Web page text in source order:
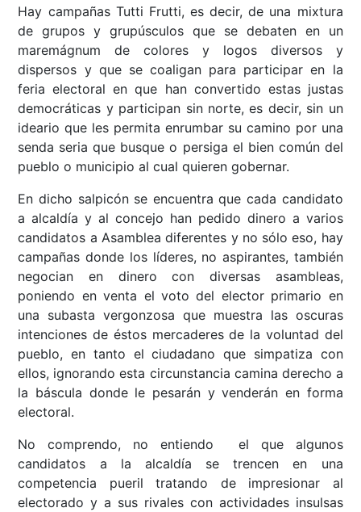
Hay campañas Tutti Frutti, es decir, de una mixtura
de grupos y grupúsculos que se debaten en un
maremágnum de colores y logos diversos y
dispersos y que se coaligan para participar en la
feria electoral en que han convertido estas justas
democráticas y participan sin norte, es decir, sin un
ideario que les permita enrumbar su camino por una
senda seria que busque o persiga el bien común del
pueblo o municipio al cual quieren gobernar.
En dicho salpicón se encuentra que cada candidato
a alcaldía y al concejo han pedido dinero a varios
candidatos a Asamblea diferentes y no sólo eso, hay
campañas donde los líderes, no aspirantes, también
negocian en dinero con diversas asambleas,
poniendo en venta el voto del elector primario en
una subasta vergonzosa que muestra las oscuras
intenciones de éstos mercaderes de la voluntad del
pueblo, en tanto el ciudadano que simpatiza con
ellos, ignorando esta circunstancia camina derecho a
la báscula donde le pesarán y venderán en forma
electoral.
No comprendo, no entiendo el que algunos
candidatos a la alcaldía se trencen en una
competencia pueril tratando de impresionar al
electorado y a sus rivales con actividades insulsas